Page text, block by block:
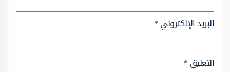
البريد الإلكتروني*
التعليق*